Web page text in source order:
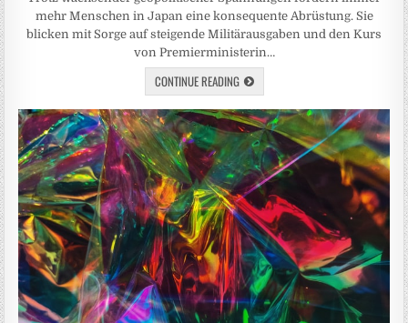
mehr Menschen in Japan eine konsequente Abrüstung. Sie
blicken mit Sorge auf steigende Militärausgaben und den Kurs
von Premierministerin…
CONTINUE READING